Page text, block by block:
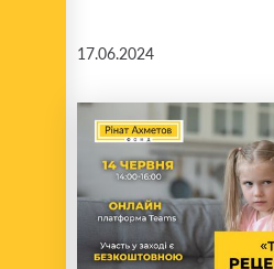
17.06.2024